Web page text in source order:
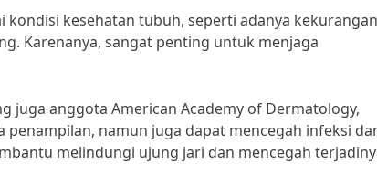
kesehatan tubuh, seperti adanya kekurangan
Karenanya, sangat penting untuk menjaga
juga anggota American Academy of Dermatology,
namun juga dapat mencegah infeksi
melindungi ujung jari dan mencegah